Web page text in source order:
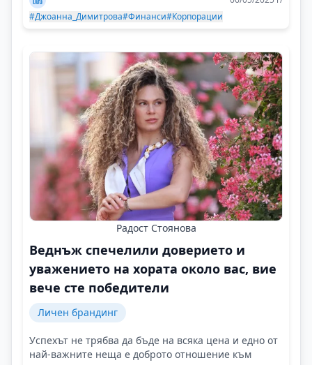
#Джоанна_Димитрова#Финанси#Корпорации
Радост Стоянова
Веднъж спечелили доверието и
уважението на хората около вас, вие
вече сте победители
Личен брандинг
Успехът не трябва да бъде на всяка цена и едно от
най-важните неща е доброто отношение към